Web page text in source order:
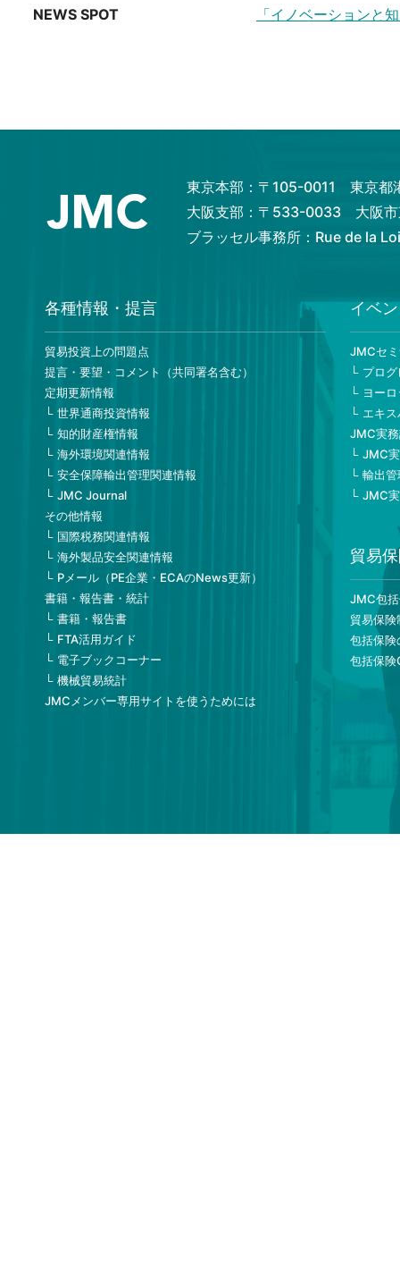
NEWS SPOT
「イノベーションと
東京本部：〒105-0011 東京都
大阪支部：〒533-0033 大阪市
ブラッセル事務所：Rue de la
各種情報・提言
貿易投資上の問題点
提言・要望・コメント（共同署名含む）
定期更新情報
世界通商投資情報
知的財産権情報
海外環境関連情報
安全保障輸出管理関連情報
JMC Journal
その他情報
国際税務関連情報
海外製品安全関連情報
Pメール（PE企業・ECAのNews更新）
書籍・報告書・統計
書籍・報告書
FTA活用ガイド
電子ブックコーナー
機械貿易統計
JMCメンバー専用サイトを使うためには
イベ
JMCセ
プロ
ヨー
エキ
JMC実
JMC
輸出
JMC
貿易
JMC包
貿易保険
包括保険
包括保険